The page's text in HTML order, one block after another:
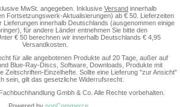
MwSt. angegeben. Inklusive Versand innerhalb
Fortsetzungswerk-Aktualisierungen) ab € 50. Lieferzeiten
Lieferungen innerhalb Deutschlands (ausgenommen einige
für andere Länder entnehmen Sie bitte den
€ 50 berechnen wir innerhalb Deutschlands € 4,95
Versandkosten.
für alle angebotenen Produkte auf 20 Tage, außer auf
Blue-Ray-Discs, Software, Downloads, Produkte mit
Zeitschriften-Einzelhefte. Sollte eine Lieferung "zur Ansicht"
sein, gilt das gesetzliche Widerrufsrecht.
Gmbh & Co. Alle Rechte vorbehalten.